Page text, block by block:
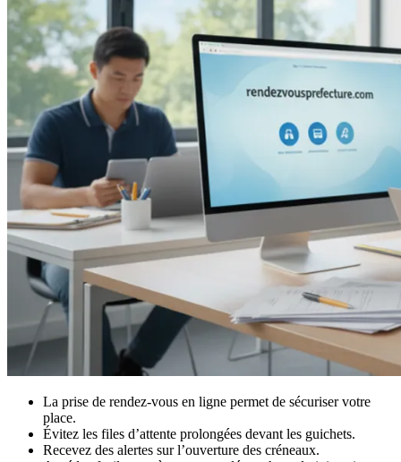
La prise de rendez-vous en ligne permet de sécuriser votre
place.
Évitez les files d’attente prolongées devant les guichets.
Recevez des alertes sur l’ouverture des créneaux.